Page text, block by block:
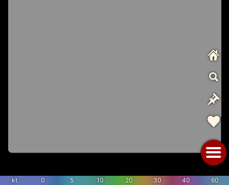
kt 0 5 10 20 30 40 60